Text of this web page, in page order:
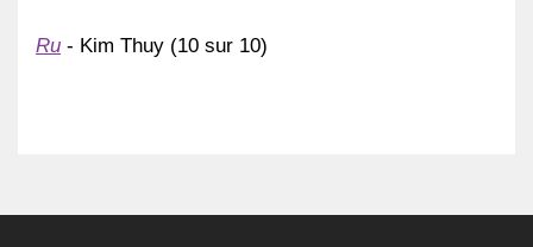
Ru - Kim Thuy (10 sur 10)